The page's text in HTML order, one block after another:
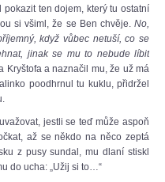
ten dojem, který tu ostatní
si všiml, že se Ben chvěje. No,
když vůbec netuší, co se
jinak se mu to nebude líbit
Kryštofa a naznačil mu, že už má
poodhrnul tu kuklu, přidržel
jestli se teď může aspoň
až se někdo na něco zeptá
z pusy sundal, mu dlaní stiskl
do ucha: „Užij si to…“